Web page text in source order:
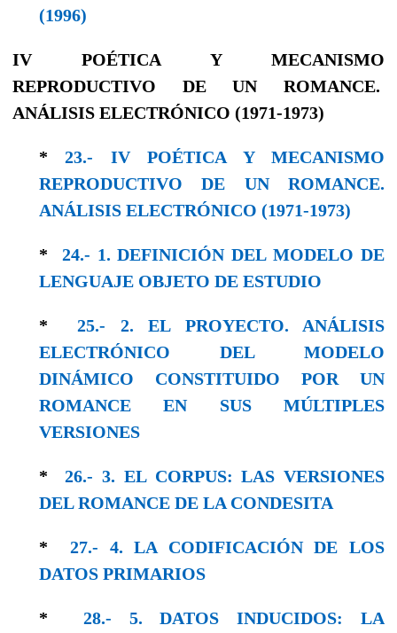
(1996)
IV POÉTICA Y MECANISMO
REPRODUCTIVO DE UN ROMANCE.
ANÁLISIS ELECTRÓNICO (1971-1973)
*
23.- IV POÉTICA Y MECANISMO
REPRODUCTIVO DE UN ROMANCE.
ANÁLISIS ELECTRÓNICO (1971-1973)
* 24.- 1. DEFINICIÓN DEL MODELO DE
LENGUAJE OBJETO DE ESTUDIO
* 25.- 2. EL PROYECTO. ANÁLISIS
ELECTRÓNICO DEL MODELO
DINÁMICO CONSTITUIDO POR UN
ROMANCE EN SUS MÚLTIPLES
VERSIONES
*26.- 3. EL CORPUS: LAS VERSIONES
DEL ROMANCE DE LA CONDESITA
*27.- 4. LA CODIFICACIÓN DE LOS
DATOS PRIMARIOS
* 28.- 5. DATOS INDUCIDOS: LA